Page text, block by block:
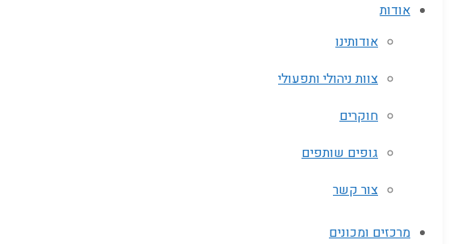
אודות
אודותינו
צוות ניהולי ותפעולי
חוקרים
גופים שותפים‬
צור קשר
מרכזים ומכונים